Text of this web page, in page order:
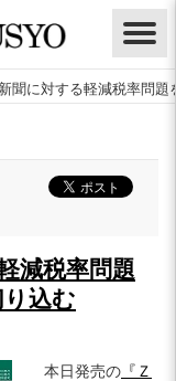
聞に対する軽減税率問
減税率問題
込む
本日発売の 『Ｚ